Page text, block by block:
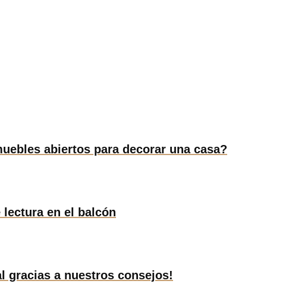
abiertos para decorar una casa?
en el balcón
gracias a nuestros consejos!